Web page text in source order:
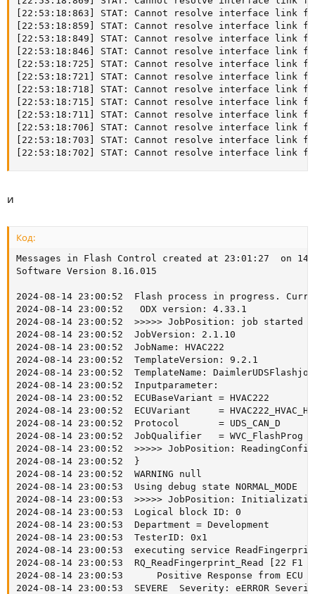
и
Код:
Messages in Flash Control created at 23:01:27  on
Software Version 8.16.015
2024-08-14 23:00:52  Flash process in progress.
2024-08-14 23:00:52   ODX version: 4.33.1
2024-08-14 23:00:52  >>>>> JobPosition: job started
2024-08-14 23:00:52  JobVersion: 2.1.10
2024-08-14 23:00:52  JobName: HVAC222
2024-08-14 23:00:52  TemplateVersion: 9.2.1
2024-08-14 23:00:52  TemplateName: DaimlerUDSFlashjob
2024-08-14 23:00:52  Inputparameter:
2024-08-14 23:00:52  ECUBaseVariant = HVAC222
2024-08-14 23:00:52  ECUVariant     =
2024-08-14 23:00:52  Protocol       = UDS_CAN_D
2024-08-14 23:00:52  JobQualifier   = WVC_FlashProg
2024-08-14 23:00:52  >>>>> JobPosition:
2024-08-14 23:00:52  }
2024-08-14 23:00:52  WARNING null
2024-08-14 23:00:53  Using debug state NORMAL_MODE
2024-08-14 23:00:53  >>>>> JobPosition:
2024-08-14 23:00:53  Logical block ID: 0
2024-08-14 23:00:53  Department = Development
2024-08-14 23:00:53  TesterID: 0x1
2024-08-14 23:00:53  executing service
2024-08-14 23:00:53  RQ_ReadFingerprint_Read [22 F1
2024-08-14 23:00:53      Positive Response from ECU
2024-08-14 23:00:53  SEVERE  Severity: eERROR